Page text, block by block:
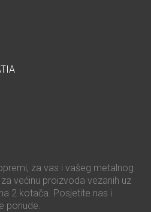
za vas i vašeg metalnog
većinu proizvoda vezanih uz
2 kotača. Posjetite nas i
ponude.